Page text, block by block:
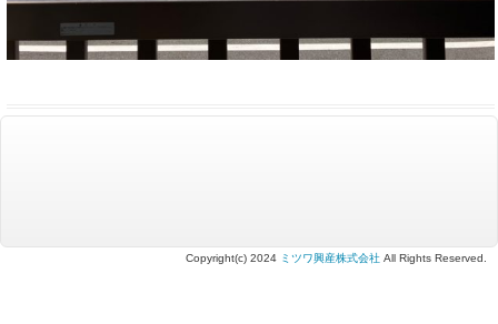
Copyright(c) 2024 ミツワ興産株式会社 All Rights Reserved.